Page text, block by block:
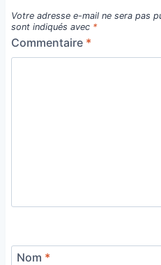
Votre adresse e-mail ne sera pas
sont indiqués avec *
Commentaire *
Nom *